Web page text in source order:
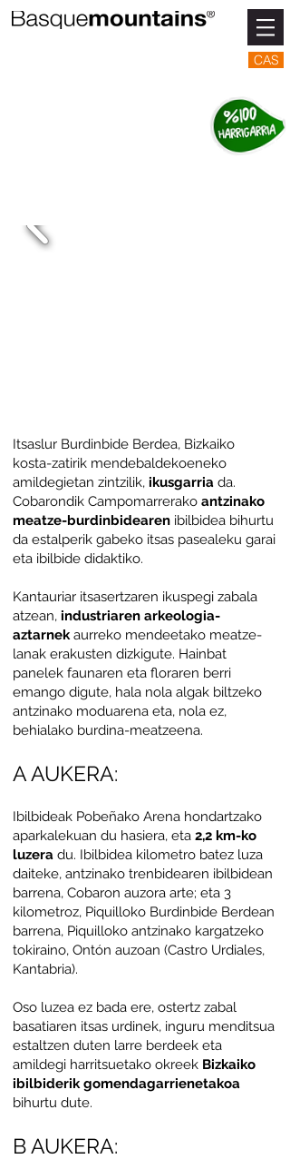
CAS
Itsaslur Burdinbide Berdea, Bizkaiko
kosta-zatirik mendebaldekoeneko
amildegietan zintzilik, ikusgarria da.
Cobarondik Campomarrerako antzinako
meatze-burdinbidearen ibilbidea bihurtu
da estalperik gabeko itsas pasealeku garai
eta ibilbide didaktiko.
Kantauriar itsasertzaren ikuspegi zabala
atzean, industriaren arkeologia-
aztarnekaurreko mendeetako meatze-
lanak erakusten dizkigute. Hainbat
panelek faunaren eta floraren berri
emango digute, hala nola algak biltzeko
antzinako moduarena eta, nola ez,
behialako burdina-meatzeena.
A AUKERA:
Ibilbideak Pobeñako Arena hondartzako
aparkalekuan du hasiera, eta 2,2 km-ko
luzera du. Ibilbidea kilometro batez luza
daiteke, antzinako trenbidearen ibilbidean
barrena, Cobaron auzora arte; eta 3
kilometroz, Piquilloko Burdinbide Berdean
barrena, Piquilloko antzinako kargatzeko
tokiraino, Ontón auzoan (Castro Urdiales,
Kantabria).
Oso luzea ez bada ere, ostertz zabal
basatiaren itsas urdinek, inguru menditsua
estaltzen duten larre berdeek eta
amildegi harritsuetako okreek Bizkaiko
ibilbiderik gomendagarrienetakoa
bihurtu dute.
B AUKERA: